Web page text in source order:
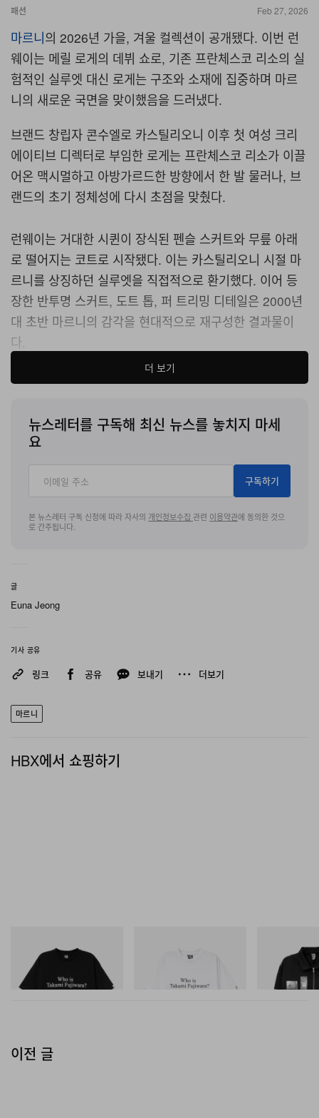
패션 Feb 27, 2026
마르니의 2026년 가을, 겨울 컬렉션이 공개됐다. 이번 런
웨이는 메릴 로게의 데뷔 쇼로, 기존 프란체스코 리소의 실
험적인 실루엣 대신 로게는 구조와 소재에 집중하며 마르
니의 새로운 국면을 맞이했음을 드러냈다.
브랜드 창립자 콘수엘로 카스틸리오니 이후 첫 여성 크리
에이티브 디렉터로 부임한 로게는 프란체스코 리소가 이끌
어온 맥시멀하고 아방가르드한 방향에서 한 발 물러나, 브
랜드의 초기 정체성에 다시 초점을 맞췄다.
런웨이는 거대한 시퀸이 장식된 펜슬 스커트와 무릎 아래
로 떨어지는 코트로 시작됐다. 이는 카스틸리오니 시절 마
르니를 상징하던 실루엣을 직접적으로 환기했다. 이어 등
장한 반투명 스커트, 도트 톱, 퍼 트리밍 디테일은 2000년
대 초반 마르니의 감각을 현대적으로 재구성한 결과물이
다.
이번 컬렉션은 코에드로 전개됐다
스트라이프 셋업 등을 겹쳐 입히며 일상성과 기이함의 균
형을 맞췄다
쿼터 사이즈 실버 버튼이 반복적으로 배치된 팬츠 등은 절
제된 방식으로 존재감을 드러냈다
브랜드 전반의 무드는 한층 정돈됐지만 결코 소극적이지
않았다 . 과장된 퍼 클로그와 헤어리한 니트로 대표되던 최
소를 배제하기보다
마르니의 2026년 가을, 겨울
겨 확인할 수 있다.
더 보기
뉴스레터를 구독해 최신 뉴스를 놓치지 마세
요
구독하기
본 뉴스레터 구독 신청에 따라 자사의 개인정보수집 관련 이용약관에 동의한 것으
로 간주됩니다.
글
Euna Jeong
기사 공유
링크 공유 보내기 더보기
마르니
HBX에서 쇼핑하기
Billionaire Boys Club X Initial
D Cotton T-Shirt 3
쇼핑하기
Billionaire Boys Club X Initial
D Cotton T-Shirt 3
Billionaire
D Cotton Jacket
쇼핑하기
이전 글